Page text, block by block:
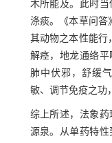
木所能及。此时
涤痰。《本草问答
其动物之本性能行
解痉，地龙通络
肺中伏邪，舒缓
敏、调节免疫之功
综上所述，法象
源泉。从单药特性